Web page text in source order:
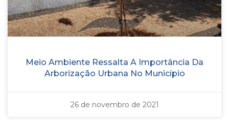
Meio Ambiente Ressalta A Importância Da
Arborização Urbana No Município
26 de novembro de 2021